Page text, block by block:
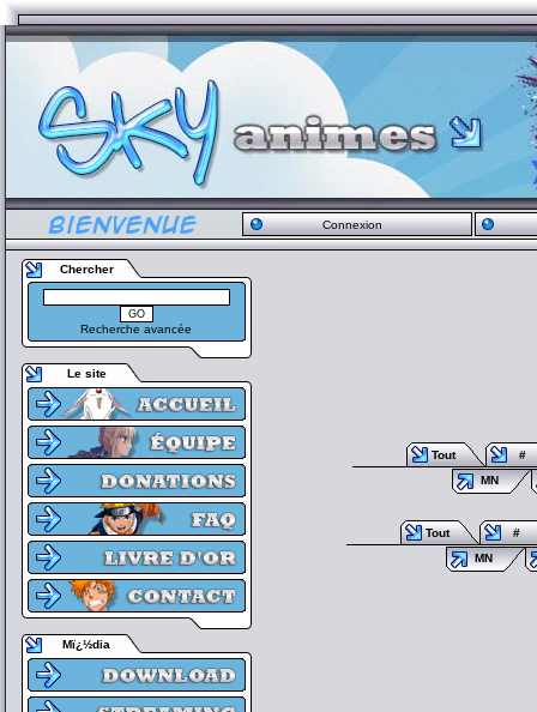
Connexion
Chercher
Recherche avancée
Le site
Mï¿½dia
Tout
#
MN
Tout
#
MN